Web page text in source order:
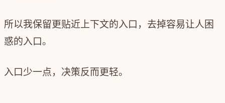
所以我保留更贴近上下文的入口，去掉容易让人困
惑的入口。
入口少一点，决策反而更轻。